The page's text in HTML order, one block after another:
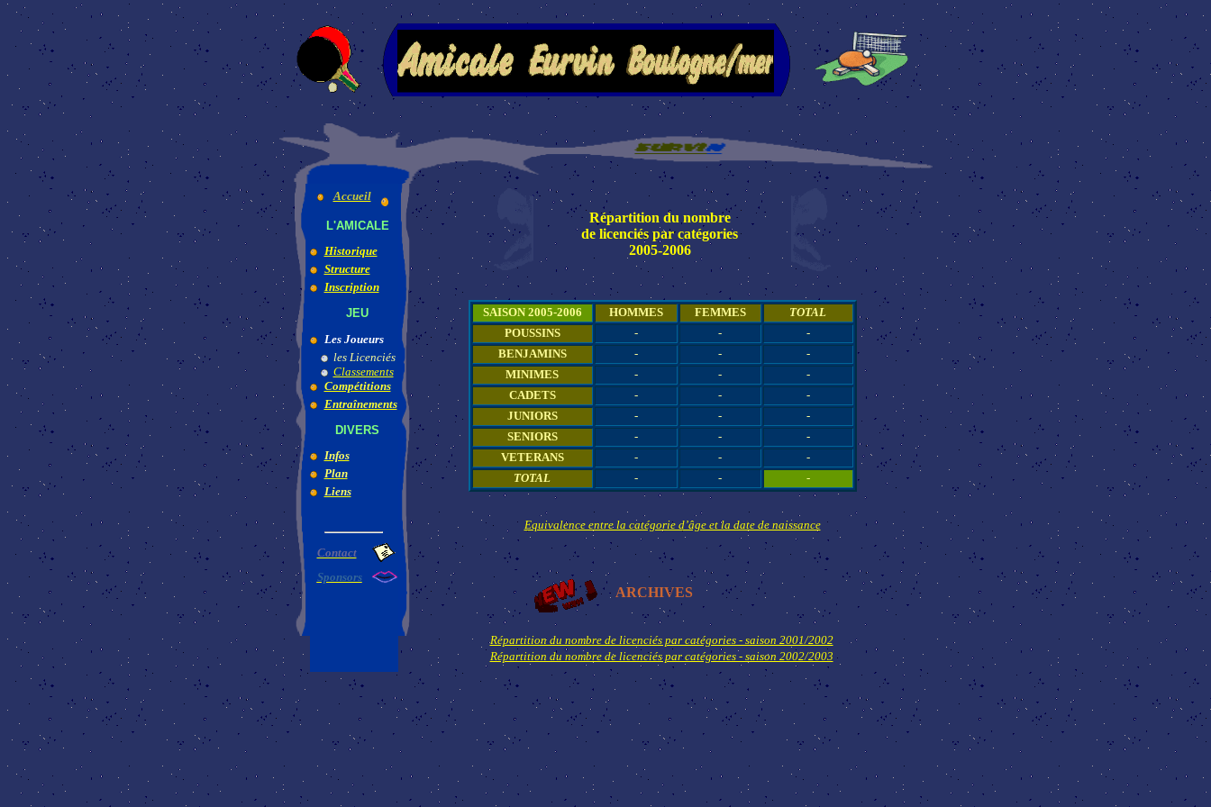
Accueil
L'AMICALE
Historique
Structure
Inscription
JEU
Les Joueurs
les Licenciés
Classements
Compétitions
Entraînements
DIVERS
Infos
Plan
Liens
Contact
Sponsors
Répartition du nombre
de licenciés par catégories
2005-2006
SAISON 2005-2006 HOMMES FEMMES
TOTAL
POUSSINS
- -
-
BENJAMINS
- -
-
MINIMES
- -
-
CADETS
- -
-
JUNIORS
- -
-
SENIORS
- -
-
VETERANS
- -
-
TOTAL
- - -
Equivalence entre la catégorie d’âge et la date de naissance
ARCHIVES
Répartition du nombre de licenciés par catégories - saison 2001/2002
Répartition du nombre de licenciés par catégories - saison 2002/2003